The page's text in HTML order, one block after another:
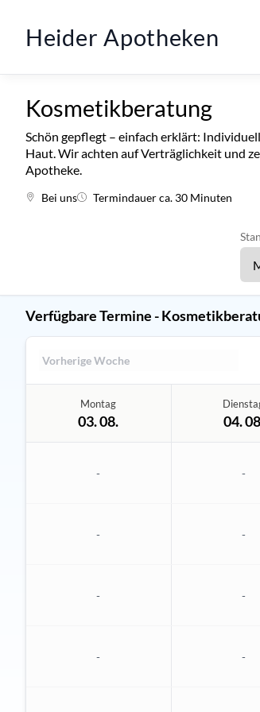
Heider Apotheken
Kosmetikberatung
Schön gepflegt – einfach erklärt:
Haut. Wir achten auf Verträglichkeit und
Apotheke.
Bei uns Termindauer ca. 30 Minuten
Verfügbare Termine -
Vorherige Woche
Montag
03. 08. 04.
- -
- -
- -
- -